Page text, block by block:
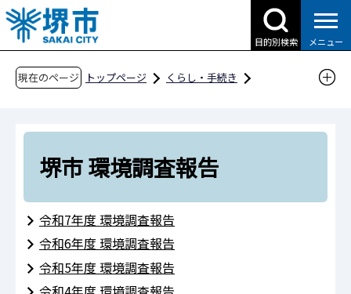
こ
の
ペ
目的別検索 メニュー
現在のページ トップページ
くらし・手続き
環境保全・生物多様性
環境監視
堺市 環境調査報告
堺市 環境調査報告
令和7年度 環境調査報告
令和6年度 環境調査報告
令和5年度 環境調査報告